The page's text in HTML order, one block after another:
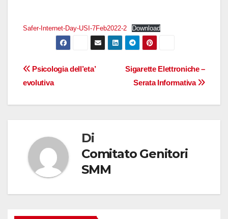
Safer-Internet-Day-USI-7Feb2022-2 Download
Navigazione
Sigarette Elettroniche –
Serata Informativa
Psicologia dell’eta’
evolutiva
Di
Comitato Genitori
SMM